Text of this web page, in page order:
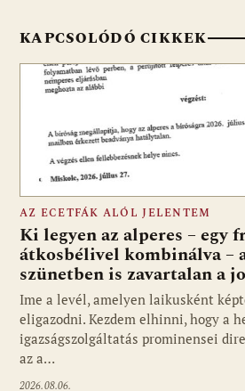
KAPCSOLÓDÓ CIKKEK
AZ ECETFÁK ALÓL JELENTEM
Ki legyen az alperes – egy
átkosbélivel kombinálva –
szünetben is zavartalan a
Ime a levél, amelyen laikusként
eligazodni. Kezdem elhinni, hogy a
igazságszolgáltatás prominensei
az a…
2026.08.06.